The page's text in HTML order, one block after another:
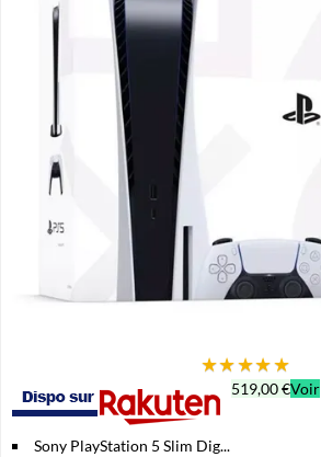
★★★★★
519,00 €Voir
Sony PlayStation 5 Slim Dig...